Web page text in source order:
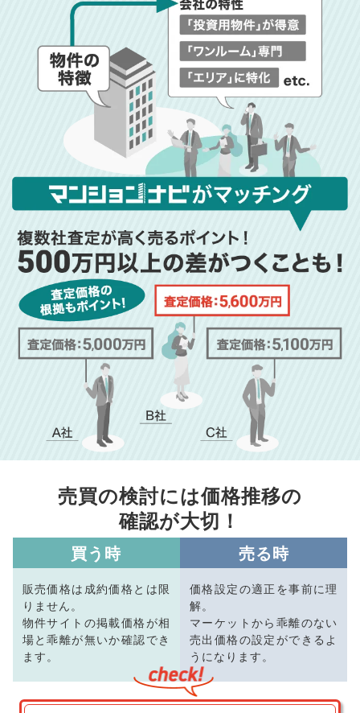
売買の検討には価格推移の
確認が大切！
買う時
販売価格は成約価格とは限
りません。
物件サイトの掲載価格が相
場と乖離が無いか確認でき
ます。
売る時
価格設定の適正を事前に理
解。
マーケットから乖離のない
売出価格の設定ができるよ
うになります。